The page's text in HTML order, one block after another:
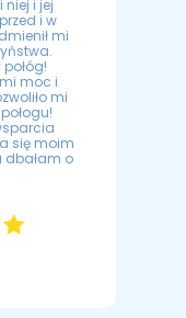
i jej
i w
mi
moc i
mi
się moim
o